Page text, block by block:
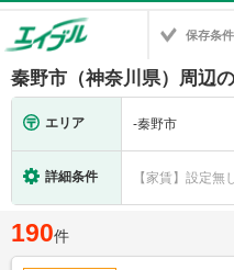
保存条件
秦野市（神奈川県）周辺
エリア -秦野市
詳細条件 【家賃】設定無
190件